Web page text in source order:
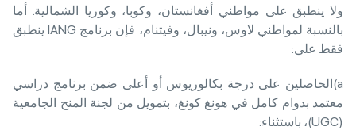
ولا ينطبق على مواطني أفغانستان، وكوبا، وكوريا الشمالية. أما
بالنسبة لمواطني لاوس، ونيبال، وفيتنام، فإن برنامج IANG ينطبق
فقط على:
a)الحاصلين على درجة بكالوريوس أو أعلى ضمن برنامج دراسي
معتمد بدوام كامل في هونغ كونغ، بتمويل من لجنة المنح الجامعية